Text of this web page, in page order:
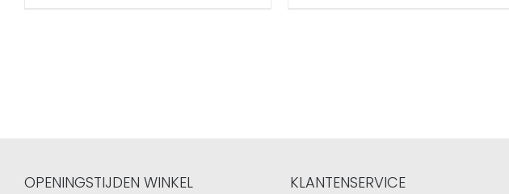
OPENINGSTIJDEN WINKEL KLANTENSERVICE